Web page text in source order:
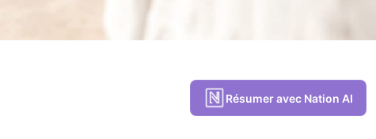
Résumer avec Nation AI